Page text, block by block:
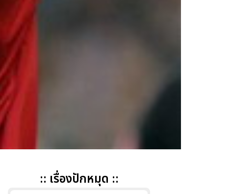
:: เรื่องปักหมุด ::